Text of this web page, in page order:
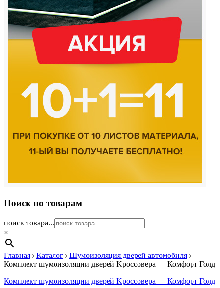
Поиск по товарам
поиск товара...
×
Главная Каталог
Шумоизоляция дверей автомобиля
Комплект шумоизоляции дверей Kроссовера — Комфорт Голд
Комплект шумоизоляции дверей Kроссовера — Комфорт Голд